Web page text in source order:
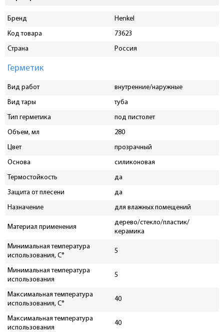
Бренд
Henkel
Код товара
73623
Страна
Россия
Герметик
Вид работ
внутренние/наружные
Вид тары
туба
Тип герметика
под пистолет
Объем, мл
280
Цвет
прозрачный
Основа
силиконовая
Термостойкость
да
Защита от плесени
да
Назначение
для влажных помещений
Материал применения
дерево/стекло/пластик/
керамика
Минимальная температура
использования, C°
5
Минимальная температура
использования
5
Максимальная температура
использования, С°
40
Максимальная температура
использования
40